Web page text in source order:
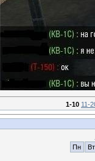
1-10 11-
Пн
Вт